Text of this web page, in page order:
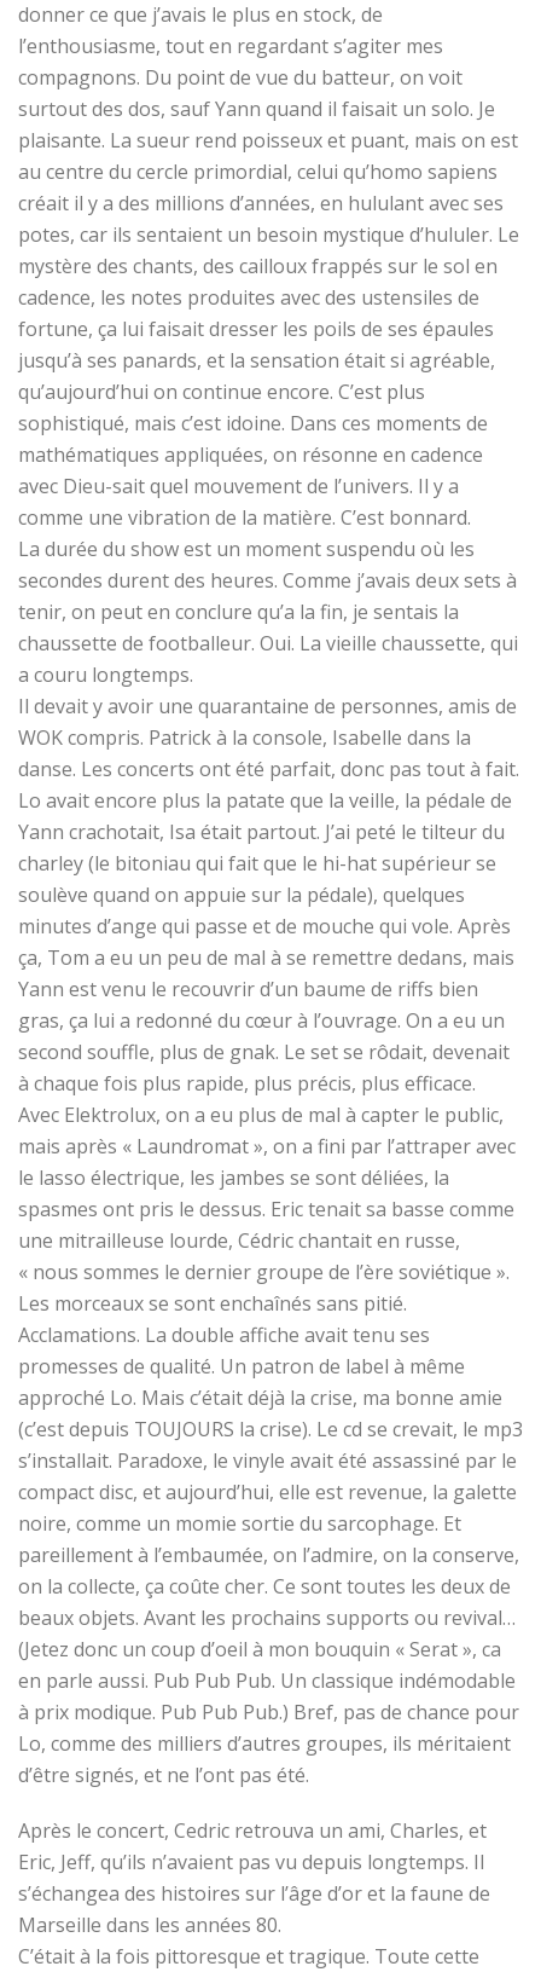
donner ce que j’avais le plus en stock, de
l’enthousiasme, tout en regardant s’agiter mes
compagnons. Du point de vue du batteur, on voit
surtout des dos, sauf Yann quand il faisait un solo. Je
plaisante. La sueur rend poisseux et puant, mais on est
au centre du cercle primordial, celui qu’homo sapiens
créait il y a des millions d’années, en hululant avec ses
potes, car ils sentaient un besoin mystique d’hululer. Le
mystère des chants, des cailloux frappés sur le sol en
cadence, les notes produites avec des ustensiles de
fortune, ça lui faisait dresser les poils de ses épaules
jusqu’à ses panards, et la sensation était si agréable,
qu’aujourd’hui on continue encore. C’est plus
sophistiqué, mais c’est idoine. Dans ces moments de
mathématiques appliquées, on résonne en cadence
avec Dieu-sait quel mouvement de l’univers. Il y a
comme une vibration de la matière. C’est bonnard.
La durée du show est un moment suspendu où les
secondes durent des heures. Comme j’avais deux sets à
tenir, on peut en conclure qu’a la fin, je sentais la
chaussette de footballeur. Oui. La vieille chaussette, qui
a couru longtemps.
Il devait y avoir une quarantaine de personnes, amis de
WOK compris. Patrick à la console, Isabelle dans la
danse. Les concerts ont été parfait, donc pas tout à fait.
Lo avait encore plus la patate que la veille, la pédale de
Yann crachotait, Isa était partout. J’ai peté le tilteur du
charley (le bitoniau qui fait que le hi-hat supérieur se
soulève quand on appuie sur la pédale), quelques
minutes d’ange qui passe et de mouche qui vole. Après
ça, Tom a eu un peu de mal à se remettre dedans, mais
Yann est venu le recouvrir d’un baume de riffs bien
gras, ça lui a redonné du cœur à l’ouvrage. On a eu un
second souffle, plus de gnak. Le set se rôdait, devenait
à chaque fois plus rapide, plus précis, plus efficace.
Avec Elektrolux, on a eu plus de mal à capter le public,
mais après « Laundromat », on a fini par l’attraper avec
le lasso électrique, les jambes se sont déliées, la
spasmes ont pris le dessus. Eric tenait sa basse comme
une mitrailleuse lourde, Cédric chantait en russe,
« nous sommes le dernier groupe de l’ère soviétique ».
Les morceaux se sont enchaînés sans pitié.
Acclamations. La double affiche avait tenu ses
promesses de qualité. Un patron de label à même
approché Lo. Mais c’était déjà la crise, ma bonne amie
(c’est depuis TOUJOURS la crise). Le cd se crevait, le mp3
s’installait. Paradoxe, le vinyle avait été assassiné par le
compact disc, et aujourd’hui, elle est revenue, la galette
noire, comme un momie sortie du sarcophage. Et
pareillement à l’embaumée, on l’admire, on la conserve,
on la collecte, ça coûte cher. Ce sont toutes les deux de
beaux objets. Avant les prochains supports ou revival…
(Jetez donc un coup d’oeil à mon bouquin « Serat », ca
en parle aussi. Pub Pub Pub. Un classique indémodable
à prix modique. Pub Pub Pub.) Bref, pas de chance pour
Lo, comme des milliers d’autres groupes, ils méritaient
d’être signés, et ne l’ont pas été.
Après le concert, Cedric retrouva un ami, Charles, et
Eric, Jeff, qu’ils n’avaient pas vu depuis longtemps. Il
s’échangea des histoires sur l’âge d’or et la faune de
Marseille dans les années 80.
C’était à la fois pittoresque et tragique. Toute cette